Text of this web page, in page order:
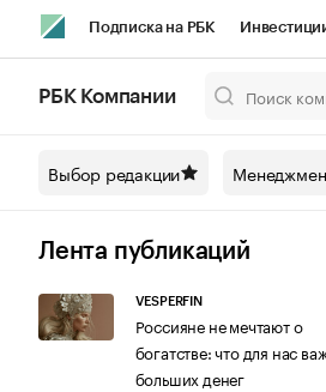
Подписка на РБК
Спецпроекты СПб
Технологии и медиа
РБК Компании
Выбор редакции
Лента публикаций
VESPERFIN
Россияне не мечтают о
богатстве: что для нас
больших денег